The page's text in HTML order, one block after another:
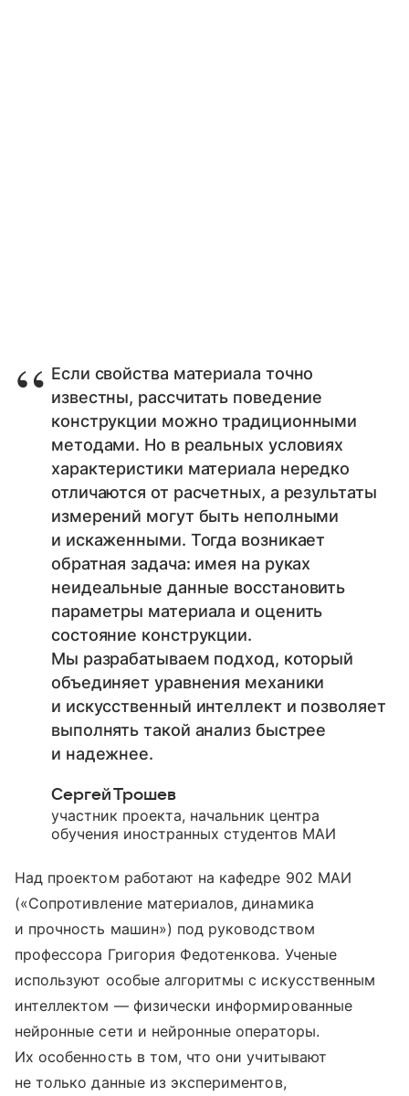
Если свойства материала точно
известны, рассчитать поведение
конструкции можно традиционными
методами. Но в реальных условиях
характеристики материала нередко
отличаются от расчетных, а результаты
измерений могут быть неполными
и искаженными. Тогда возникает
обратная задача: имея на руках
неидеальные данные восстановить
параметры материала и оценить
состояние конструкции.
Мы разрабатываем подход, который
объединяет уравнения механики
и искусственный интеллект и позволяет
выполнять такой анализ быстрее
и надежнее.
Сергей Трошев
участник проекта, начальник центра
обучения иностранных студентов МАИ
Над проектом работают на кафедре 902 МАИ
(«Сопротивление материалов, динамика
и прочность машин») под руководством
профессора Григория Федотенкова. Ученые
используют особые алгоритмы с искусственным
интеллектом — физически информированные
нейронные сети и нейронные операторы.
Их особенность в том, что они учитывают
не только данные из экспериментов,